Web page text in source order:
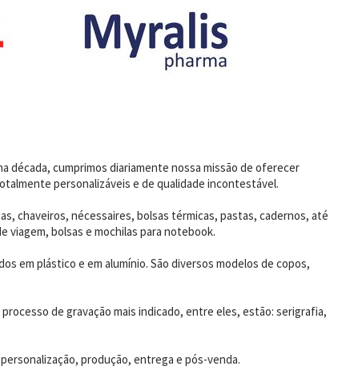
década, cumprimos diariamente nossa missão de oferecer
personalizáveis e de qualidade incontestável.
chaveiros, nécessaires, bolsas térmicas, pastas, cadernos, até
viagem, bolsas e mochilas para notebook.
em plástico e em alumínio. São diversos modelos de copos,
de gravação mais indicado, entre eles, estão: serigrafia,
produção, entrega e pós-venda.